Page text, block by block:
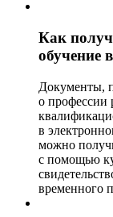
Как
Документы,
о профессии
в
можно
с помощью
временного